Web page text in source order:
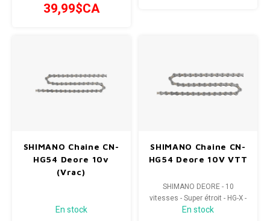
39,99$CA
SHIMANO Chaine CN-
HG54 Deore 10v
(Vrac)
En stock
SHIMANO Chaine CN-
HG54 Deore 10V VTT
SHIMANO DEORE - 10
vitesses - Super étroit - HG-X -
Chaîne VTT
En stock